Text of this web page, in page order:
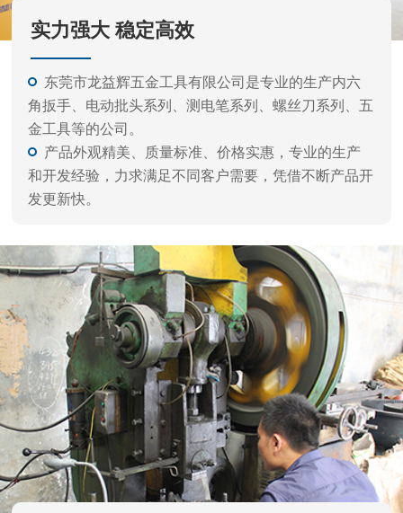
品质保障 闪电交付
自动化生产，严谨工艺、一体成型，每件产品都经
过精雕细磨，千锤百炼，诸多客户一致好评。
拥有自动化设备，多年经验的技术人员，以及多重
精细化工艺，层层质检流程，确保高品质出货。